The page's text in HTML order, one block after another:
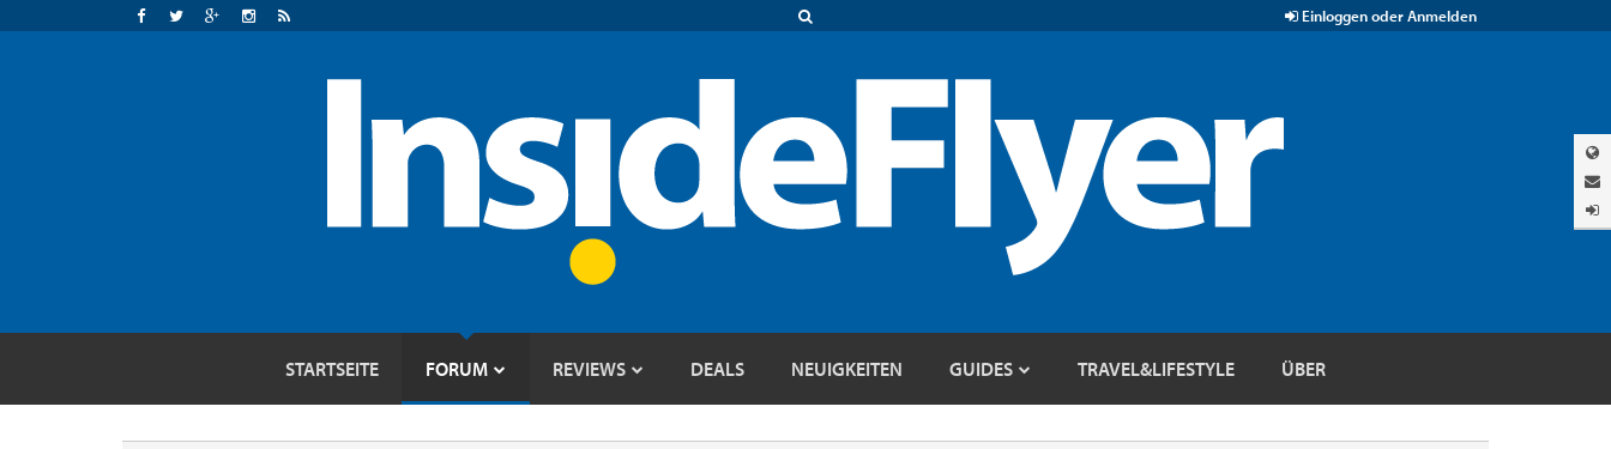
Einloggen oder Anmelden
STARTSEITE FORUM REVIEWS DEALS NEUIGKEITEN GUIDES TRAVEL&LIFESTYLE ÜBER